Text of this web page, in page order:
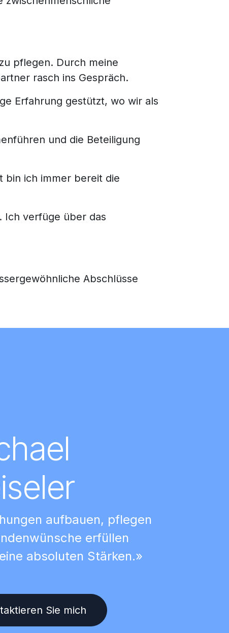
pflegen. Durch meine
rasch ins Gespräch.
Erfahrung gestützt, wo wir als
und die Beteiligung
bin ich immer bereit die
Ich verfüge über das
Abschlüsse
aufbauen, pflegen
erfüllen
absoluten Stärken.»
Sie mich